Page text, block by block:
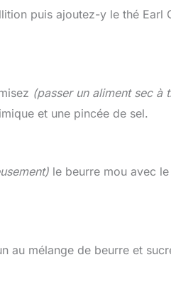
puis ajoutez-y le thé Earl
(passer un aliment sec à
et une pincée de sel.
le beurre mou avec
au mélange de beurre et